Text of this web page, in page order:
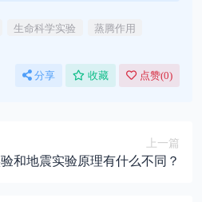
生命科学实验
蒸腾作用
分享 收藏 点赞(0)
上一篇
和地震实验原理有什么不同？